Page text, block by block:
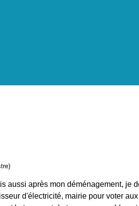
aussi après mon déménagement, je
d'électricité, mairie pour voter